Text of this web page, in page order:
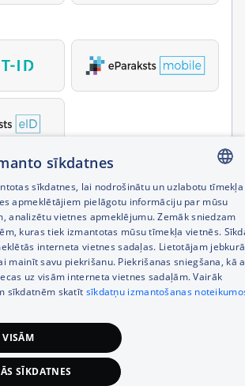
LATVIAN
RUSSIAN
ENGLISH
sīkdatnes
sīkdatnes, lai nodrošinātu un uzlabotu tīmekļa
apmeklētājiem pielāgotu informāciju par mūsu
analizētu vietnes apmeklējumu. Zemāk sniedzam
kuras tiek izmantotas mūsu tīmekļa vietnēs.
interneta vietnes sadaļas. Lietotājam
mainīt savu piekrišanu. Piekrišanas sniegšana, kā
uz visām interneta vietnes sadaļām. Vairāk
sīkdatnēm skatīt sīkdatņu izmantošanas
VISĀM
SĪKDATNES